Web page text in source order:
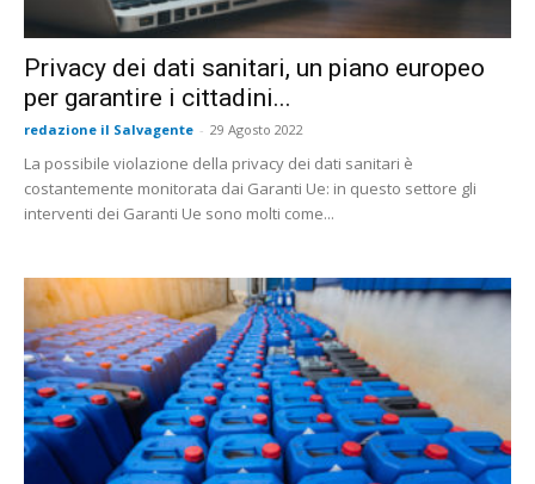
Privacy dei dati sanitari, un piano europeo
per garantire i cittadini...
redazione il Salvagente - 29 Agosto 2022
La possibile violazione della privacy dei dati sanitari è
costantemente monitorata dai Garanti Ue: in questo settore gli
interventi dei Garanti Ue sono molti come...